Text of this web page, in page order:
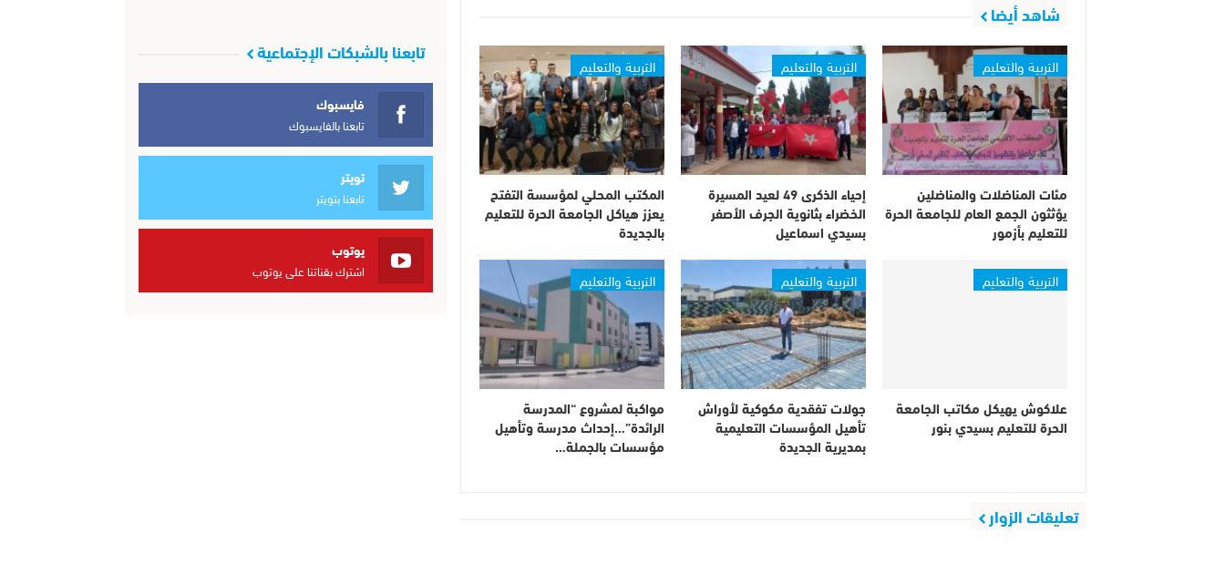
شاهد أيضا
التربية والتعليم
مئات المناضلات والمناضلين
يؤثثون الجمع العام للجامعة الحرة
للتعليم بأزمور
التربية والتعليم
إحياء الذكرى 49 لعيد المسيرة
الخضراء بثانوية الجرف الأصفر
بسيدي اسماعيل
التربية والتعليم
المكتب المحلي لمؤسسة التفتح
يعزز هياكل الجامعة الحرة للتعليم
بالجديدة
التربية والتعليم
علاكوش يهيكل مكاتب الجامعة
الحرة للتعليم بسيدي بنور
التربية والتعليم
جولات تفقدية مكوكية لأوراش
تأهيل المؤسسات التعليمية
بمديرية الجديدة
التربية والتعليم
مواكبة لمشروع “المدرسة
الرائدة”…إحداث مدرسة وتأهيل
مؤسسات بالجملة…
تعليقات الزوار
تابعنا بالشبكات الإجتماعية
فايسبوك
تابعنا بالفايسبوك
تويتر
تابعنا بتويتر
يوتوب
اشترك بقناتنا على يوتوب